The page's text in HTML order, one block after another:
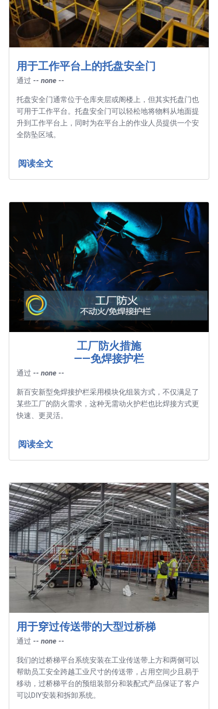
用于工作平台上的托盘安全门
通过-- none --
托盘安全门通常位于仓库夹层或阁楼上，但其实托盘门也
可用于工作平台。托盘安全门可以轻松地将物料从地面提
升到工作平台上，同时为在平台上的作业人员提供一个安
全防坠区域。
阅读全文
工厂防火措施
——免焊接护栏
通过-- none --
新百安新型免焊接护栏采用模块化组装方式，不仅满足了
某些工厂的防火需求，这种无需动火护栏也比焊接方式更
快速、更灵活。
阅读全文
用于穿过传送带的大型过桥梯
通过-- none --
我们的过桥梯平台系统安装在工业传送带上方和两侧可以
帮助员工安全跨越工业尺寸的传送带，占用空间少且易于
移动，过桥梯平台的预组装部分和装配式产品保证了客户
可以DIY安装和拆卸系统。